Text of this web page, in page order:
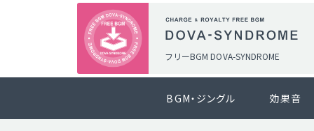
フリーBGM DOVA-SYNDROME
BGM・ジングル 効果音